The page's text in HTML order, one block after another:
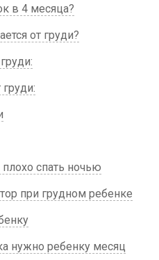
в 4 месяца?
от груди?
спать ночью
при грудном ребенке
нужно ребенку месяц